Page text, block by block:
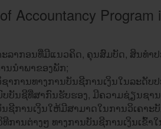
Accountancy
ະລາ​ກອນ​ທີ່​ມີ​​ແນວ​ຄິດ, ຄຸນສົມບັດ, ສິນ​ທໍາ​
ນ​ນໍາ​ພາ​ຂອງ​ພັກ;
ຊາການ​ທາງການບັນຊີການເງິນໃນ​ລະດັ
ບ​ບັນຊີ​ທີ່​ສາກົນ​ຮັບຮອງ, ມີຄວາມຊ່ຽນຊາ
ນຊີ​ການເງິນໃຫ້ມີສາມາດ​​ໃນການວິ​ເຄາ
ການ​ຕ່າງໆ ທາງ​ການ​ບັນຊີ​ການ​ເງິນ​ເຂົ້າ​